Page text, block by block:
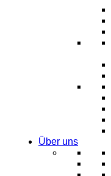
Über uns